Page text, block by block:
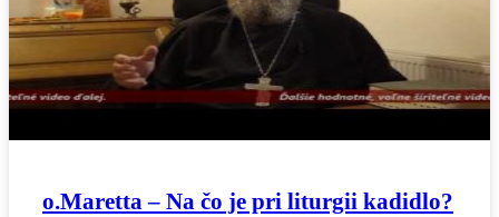
o.Maretta – Na čo je pri liturgii kadidlo?